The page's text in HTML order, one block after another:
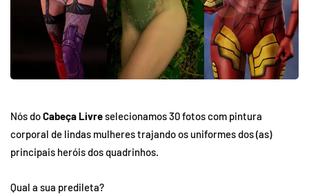
Nós doCabeça Livreselecionamos 30 fotos com pintura
corporal de lindas mulheres trajando os uniformes dos (as)
principais heróis dos quadrinhos.
Qual a sua predileta?